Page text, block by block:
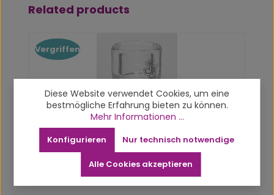
Produktgalerie überspringen
Related products
Vergriffen
Bigbowl 18,8mm - massives Köpfchen
Diese Website verwendet Cookies, um eine
bestmögliche Erfahrung bieten zu können.
Mehr Informationen ...
Nur technisch notwendige
Konfigurieren
Alle Cookies akzeptieren